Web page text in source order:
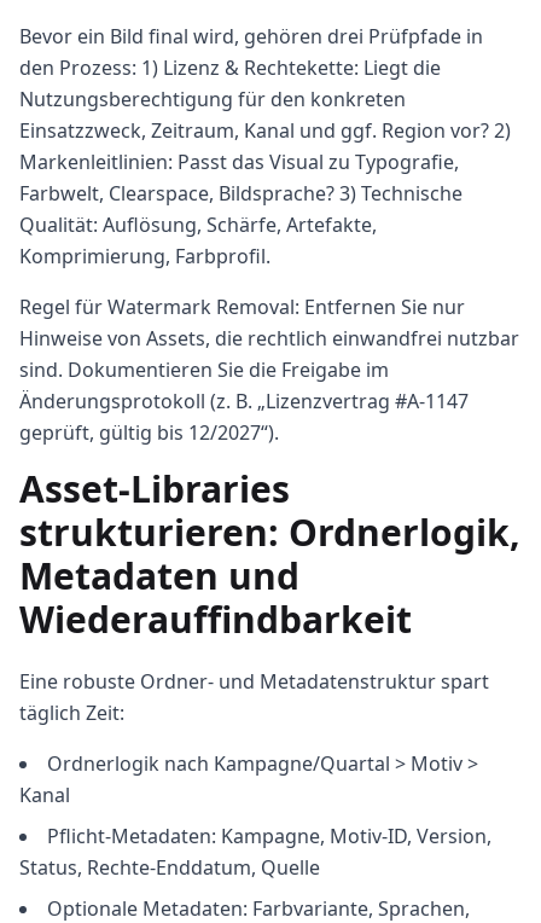
Bevor ein Bild final wird, gehören drei Prüfpfade in
den Prozess: 1) Lizenz & Rechtekette: Liegt die
Nutzungsberechtigung für den konkreten
Einsatzzweck, Zeitraum, Kanal und ggf. Region vor? 2)
Markenleitlinien: Passt das Visual zu Typografie,
Farbwelt, Clearspace, Bildsprache? 3) Technische
Qualität: Auflösung, Schärfe, Artefakte,
Komprimierung, Farbprofil.
Regel für Watermark Removal: Entfernen Sie nur
Hinweise von Assets, die rechtlich einwandfrei nutzbar
sind. Dokumentieren Sie die Freigabe im
Änderungsprotokoll (z. B. „Lizenzvertrag #A-1147
geprüft, gültig bis 12/2027“).
Asset-Libraries
strukturieren: Ordnerlogik,
Metadaten und
Wiederauffindbarkeit
Eine robuste Ordner- und Metadatenstruktur spart
täglich Zeit:
Ordnerlogik nach Kampagne/Quartal > Motiv >
Kanal
Pflicht-Metadaten: Kampagne, Motiv-ID, Version,
Status, Rechte-Enddatum, Quelle
Optionale Metadaten: Farbvariante, Sprachen,